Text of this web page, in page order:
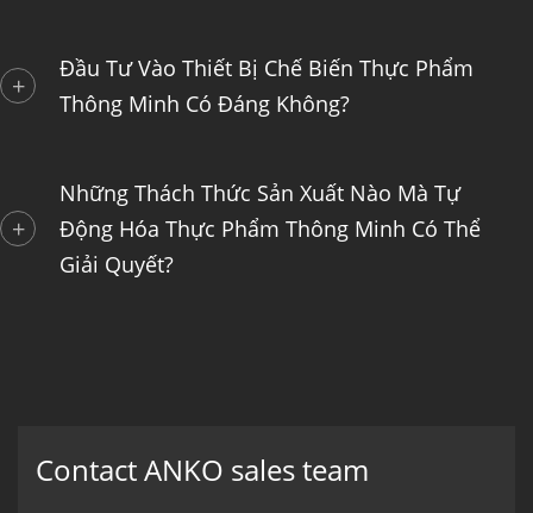
Đầu Tư Vào Thiết Bị Chế Biến Thực Phẩm
Thông Minh Có Đáng Không?
Những Thách Thức Sản Xuất Nào Mà Tự
Động Hóa Thực Phẩm Thông Minh Có Thể
Giải Quyết?